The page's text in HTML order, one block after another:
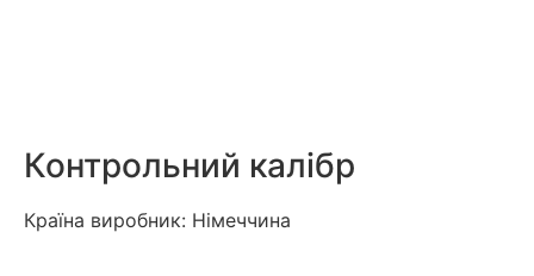
Контрольний калібр
Країна виробник: Німеччина